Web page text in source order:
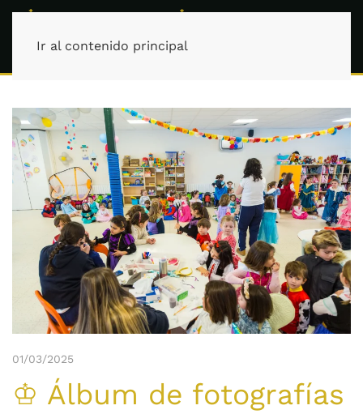
Ir al contenido principal
01/03/2025
♔ Álbum de fotografías